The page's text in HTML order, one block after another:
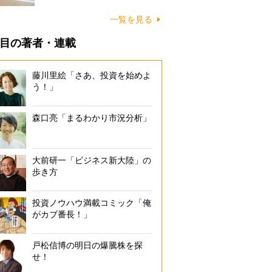
一覧を見る
の著者・連載
藤川里絵「さあ、投資を始めよ
う！」
森口亮「まるわかり市況分析」
大前研一「ビジネス新大陸」の
歩き方
投資ノウハウ満載コミック「俺
がカブ番長！」
戸松信博の明日の爆騰株を探
せ！